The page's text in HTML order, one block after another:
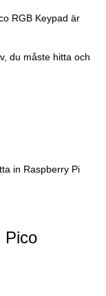
RGB Keypad är
du måste hitta och
in Raspberry Pi
Pico